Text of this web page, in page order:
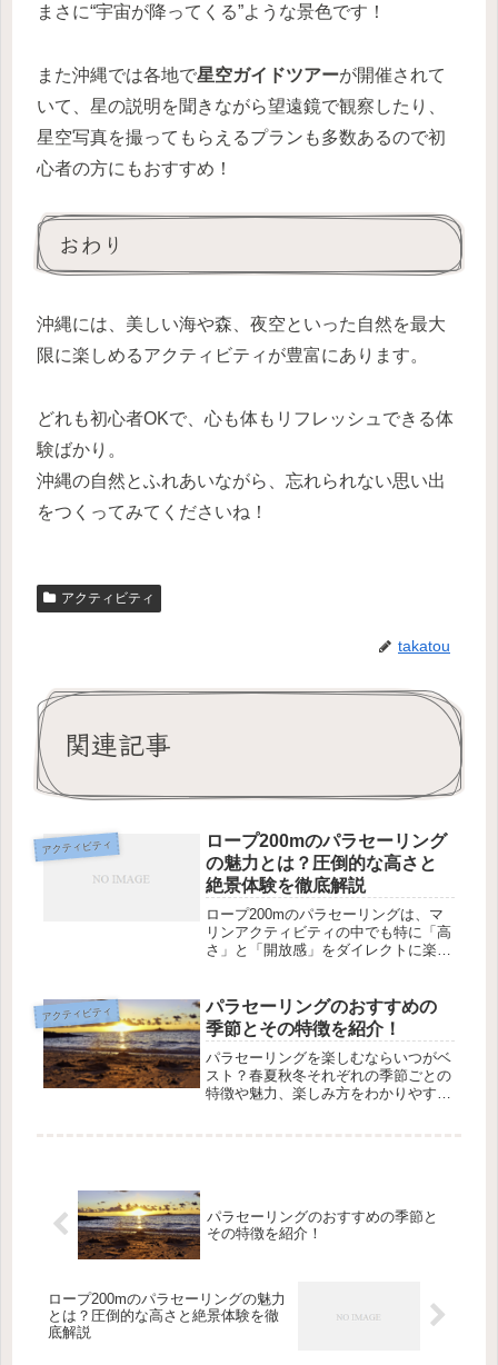
まさに“宇宙が降ってくる”ような景色です！
また沖縄では各地で星空ガイドツアーが開催されて
いて、星の説明を聞きながら望遠鏡で観察したり、
星空写真を撮ってもらえるプランも多数あるので初
心者の方にもおすすめ！
おわり
沖縄には、美しい海や森、夜空といった自然を最大
限に楽しめるアクティビティが豊富にあります。
どれも初心者OKで、心も体もリフレッシュできる体
験ばかり。
沖縄の自然とふれあいながら、忘れられない思い出
をつくってみてくださいね！
アクティビティ
takatou
関連記事
アクティビティ
ロープ200mのパラセーリング
の魅力とは？圧倒的な高さと
絶景体験を徹底解説
ロープ200mのパラセーリングは、マ
リンアクティビティの中でも特に「高
さ」と「開放感」をダイレクトに楽し
味わえますが、ロープの長さが200m
ともなると、その体験はまさに別次...
アクティビティ
パラセーリングのおすすめの
季節とその特徴を紹介！
パラセーリングを楽しむならいつがベ
スト？春夏秋冬それぞれの季節ごとの
特徴や魅力、楽しみ方をわかりやすく
パラセーリングのおすすめの季節と
その特徴を紹介！
ロープ200mのパラセーリングの魅力
とは？圧倒的な高さと絶景体験を徹
底解説